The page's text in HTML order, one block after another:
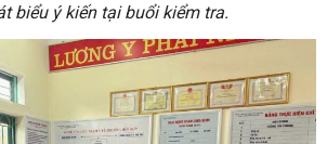
biểu ý kiến tại buổi kiểm tra.